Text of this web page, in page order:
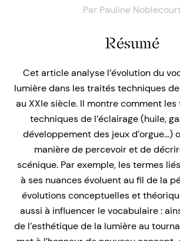
Par Pauline
Résumé
Cet article analyse l’évolution du
lumière dans les traités techniques
au XXIe siècle. Il montre comment
techniques de l’éclairage (huile,
développement des jeux d’orgue…)
manière de percevoir et de
scénique. Par exemple, les termes
à ses nuances évoluent au fil de la
évolutions conceptuelles et
aussi à influencer le vocabulaire :
de l’esthétique de la lumière au